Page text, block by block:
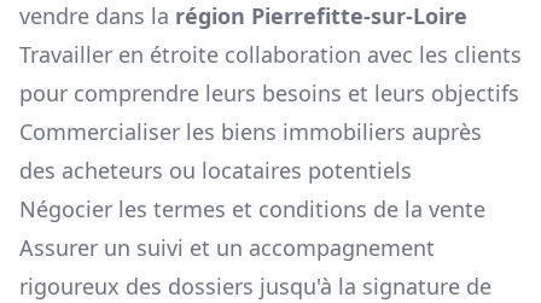
vendre dans la région Pierrefitte-sur-Loire
Travailler en étroite collaboration avec les clients
pour comprendre leurs besoins et leurs objectifs
Commercialiser les biens immobiliers auprès
des acheteurs ou locataires potentiels
Négocier les termes et conditions de la vente
Assurer un suivi et un accompagnement
rigoureux des dossiers jusqu'à la signature de